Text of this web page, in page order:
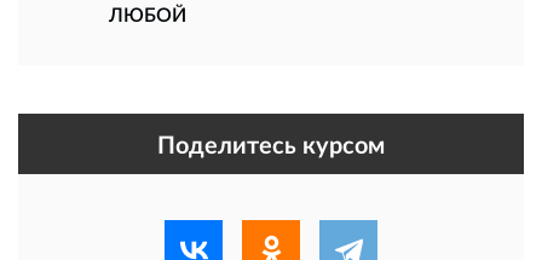
ЛЮБОЙ
Поделитесь курсом